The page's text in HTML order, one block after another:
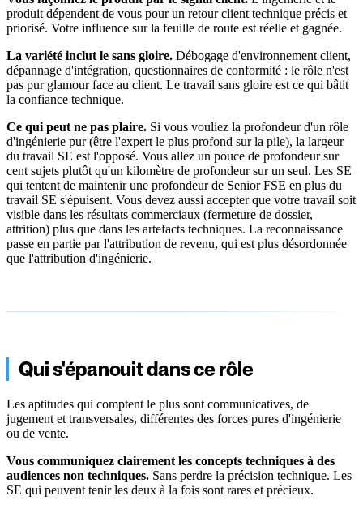
produit dépendent de vous pour un retour client technique précis et
priorisé. Votre influence sur la feuille de route est réelle et gagnée.
La variété inclut le sans gloire. Débogage d'environnement client,
dépannage d'intégration, questionnaires de conformité : le rôle n'est
pas pur glamour face au client. Le travail sans gloire est ce qui bâtit
la confiance technique.
Ce qui peut ne pas plaire. Si vous vouliez la profondeur d'un rôle
d'ingénierie pur (être l'expert le plus profond sur la pile), la largeur
du travail SE est l'opposé. Vous allez un pouce de profondeur sur
cent sujets plutôt qu'un kilomètre de profondeur sur un seul. Les SE
qui tentent de maintenir une profondeur de Senior FSE en plus du
travail SE s'épuisent. Vous devez aussi accepter que votre travail soit
visible dans les résultats commerciaux (fermeture de dossier,
attrition) plus que dans les artefacts techniques. La reconnaissance
passe en partie par l'attribution de revenu, qui est plus désordonnée
que l'attribution d'ingénierie.
Qui s'épanouit dans ce rôle
Les aptitudes qui comptent le plus sont communicatives, de
jugement et transversales, différentes des forces pures d'ingénierie
ou de vente.
Vous communiquez clairement les concepts techniques à des
audiences non techniques. Sans perdre la précision technique. Les
SE qui peuvent tenir les deux à la fois sont rares et précieux.